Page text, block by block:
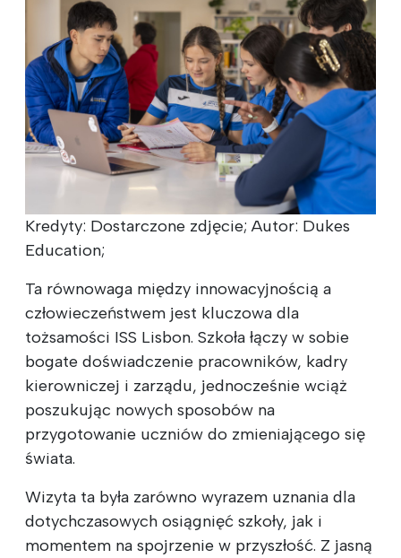
Kredyty: Dostarczone zdjęcie; Autor: Dukes
Education;
Ta równowaga między innowacyjnością a
człowieczeństwem jest kluczowa dla
tożsamości ISS Lisbon. Szkoła łączy w sobie
bogate doświadczenie pracowników, kadry
kierowniczej i zarządu, jednocześnie wciąż
poszukując nowych sposobów na
przygotowanie uczniów do zmieniającego się
świata.
Wizyta ta była zarówno wyrazem uznania dla
dotychczasowych osiągnięć szkoły, jak i
momentem na spojrzenie w przyszłość. Z jasną